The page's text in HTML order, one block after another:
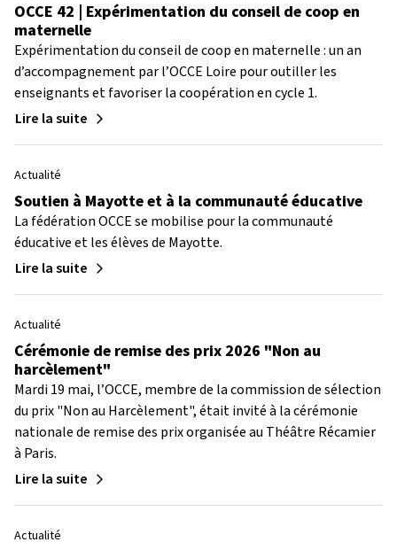
OCCE 42 | Expérimentation du conseil de coop en
maternelle
Expérimentation du conseil de coop en maternelle : un an
d’accompagnement par l’OCCE Loire pour outiller les
enseignants et favoriser la coopération en cycle 1.
Lire la suite
Actualité
Soutien à Mayotte et à la communauté éducative
La fédération OCCE se mobilise pour la communauté
éducative et les élèves de Mayotte.
Lire la suite
Actualité
Cérémonie de remise des prix 2026 "Non au
harcèlement"
Mardi 19 mai, l’OCCE, membre de la commission de sélection
du prix "Non au Harcèlement", était invité à la cérémonie
nationale de remise des prix organisée au Théâtre Récamier
à Paris.
Lire la suite
Actualité